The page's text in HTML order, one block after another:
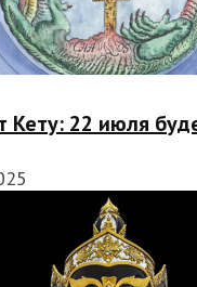
Кету: 22 июля